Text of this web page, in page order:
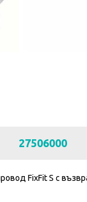
27506000
FixFit S с